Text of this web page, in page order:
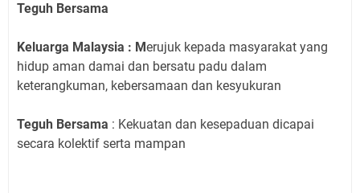
Teguh Bersama
Keluarga Malaysia : Merujuk kepada masyarakat yang
hidup aman damai dan bersatu padu dalam
keterangkuman, kebersamaan dan kesyukuran
Teguh Bersama : Kekuatan dan kesepaduan dicapai
secara kolektif serta mampan